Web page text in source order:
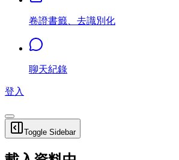
卷證書籤、去識別化
聊天紀錄
登入
Toggle Sidebar